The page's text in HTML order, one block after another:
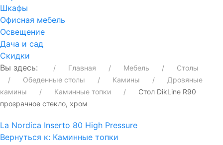
Шкафы
Офисная мебель
Освещение
Дача и сад
Скидки
Вы здесь:
Главная Мебель
Столы
Обеденные столы
Камины
Дровяные
камины
Каминные топки
Стол DikLine R90
прозрачное стекло, хром
La Nordica Inserto 80 High Pressure
Вернуться к: Каминные топки